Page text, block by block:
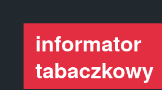
informator
tabaczkowy